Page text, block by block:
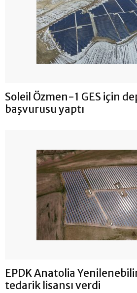
Soleil Özmen-1 GES için
başvurusu yaptı
EPDK Anatolia
tedarik lisansı verdi